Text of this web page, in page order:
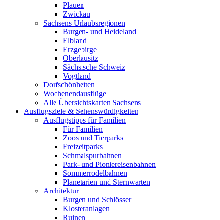
Plauen
Zwickau
Sachsens Urlaubsregionen
Burgen- und Heideland
Elbland
Erzgebirge
Oberlausitz
Sächsische Schweiz
Vogtland
Dorfschönheiten
Wochenendausflüge
Alle Übersichtskarten Sachsens
Ausflugsziele & Sehenswürdigkeiten
Ausflugstipps für Familien
Für Familien
Zoos und Tierparks
Freizeitparks
Schmalspurbahnen
Park- und Pioniereisenbahnen
Sommerrodelbahnen
Planetarien und Sternwarten
Architektur
Burgen und Schlösser
Klosteranlagen
Ruinen